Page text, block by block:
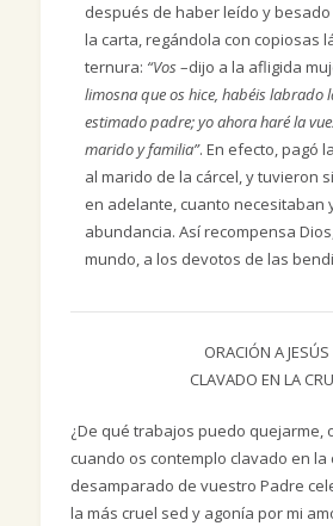
después de haber leído y
la carta, regándola con copiosas
ternura: “Vos–dijo a la afligida
limosna que os hice, habéis labrado
estimado padre; yo ahora haré la
marido y familia”. En efecto, pagó
al marido de la cárcel, y tuvieron
en adelante, cuanto necesitaban
abundancia. Así recompensa
mundo, a los devotos de las
ORACIÓN A JESÚS
CLAVADO EN LA
¿De qué trabajos puedo quejarme,
cuando os contemplo clavado en la
desamparado de vuestro Padre
la más cruel sed y agonía por mi